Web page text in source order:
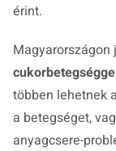
érint.
többen lehetnek
a betegséget,
anyagcsere-